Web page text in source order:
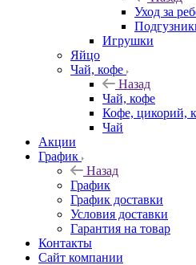
Уход за
Игрушки
Яйцо
Чай, кофе
Назад
Чай, кофе
Кофе, цикорий,
Чай
Акции
График
Назад
График
График доставки
Условия доставки
Гарантия на товар
Контакты
Сайт компании